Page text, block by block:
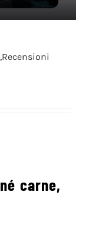
,Recensioni
carne,